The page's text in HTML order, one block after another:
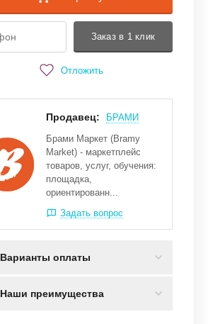
Заказ в 1 клик
Отложить
Продавец:
БРАМИ
Брами Маркет (Bramy
Market) - маркетплейс
товаров, услуг, обучения:
площадка,
ориентированн...
Задать вопрос
Варианты оплаты
Наши преимущества